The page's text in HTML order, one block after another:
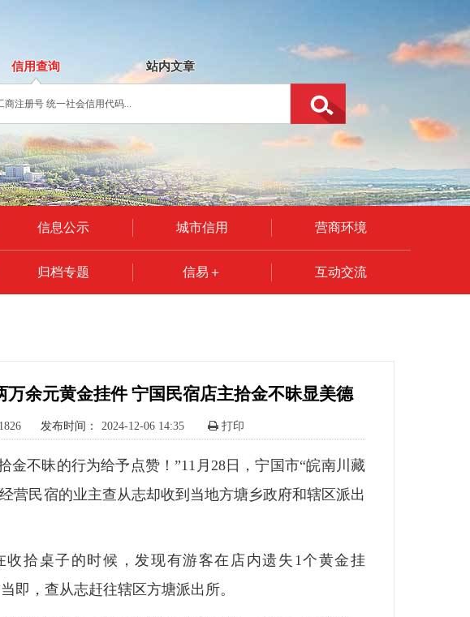
信用查询 站内文章
信息公示 城市信用 营商环境
归档专题 信易＋ 互动交流
万余元黄金挂件 宁国民宿店主拾金不昧显美德
1826 发布时间： 2024-12-06 14:35 打印
金不昧的行为给予点赞！”11月28日，宁国市“皖南川藏
营民宿的业主查从志却收到当地方塘乡政府和辖区派出
收拾桌子的时候，发现有游客在店内遗失1个黄金挂
即，查从志赶往辖区方塘派出所。